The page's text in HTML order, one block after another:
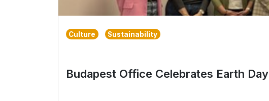
Culture Sustainability
Budapest Office Celebrates Earth Day